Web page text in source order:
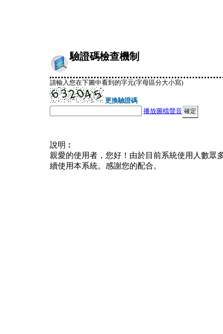
驗證碼檢查機制
請輸入您在下圖中看到的字元(字母區分大小寫)
更換驗證碼
播放圖檔聲音
說明︰
親愛的使用者，您好！由於目前系統使用人數眾
續使用本系統。感謝您的配合。